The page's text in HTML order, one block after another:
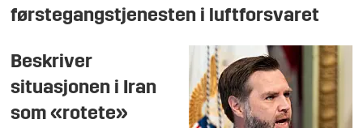
førstegangstjenesten i luftforsvaret
Beskriver
situasjonen i Iran
som «rotete»